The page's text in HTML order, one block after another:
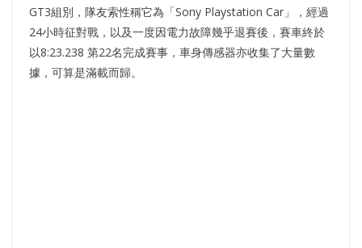
GT3組別，隊友索性稱它為「Sony Playstation Car」，經過
24小時征對戰，以及一度因電力故障幾乎退賽後，賽車終於
以8:23.238 第22名完成賽事，車身傳感器亦收集了大量數
據，可算是滿載而歸。